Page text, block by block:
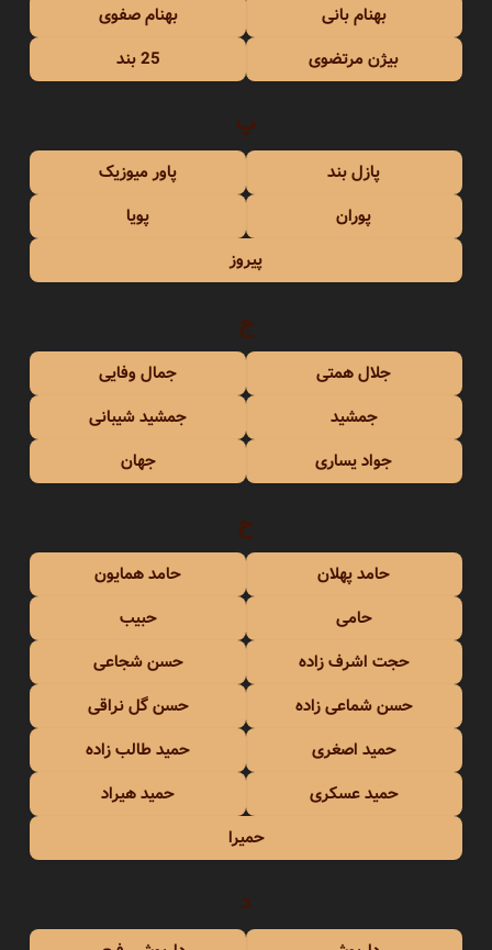
بهنام بانی
بهنام صفوی
بیژن مرتضوی
25 بند
پ
پازل بند
پاور میوزیک
پوران
پویا
پیروز
ج
جلال همتی
جمال وفایی
جمشید
جمشید شیبانی
جواد یساری
جهان
ح
حامد پهلان
حامد همایون
حامی
حبیب
حجت اشرف زاده
حسن شجاعی
حسن شماعی زاده
حسن گل نراقی
حمید اصغری
حمید طالب زاده
حمید عسکری
حمید هیراد
حمیرا
د